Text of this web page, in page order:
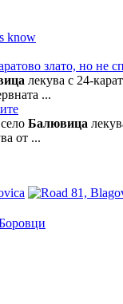
know
злато, но
лекува с 24-
...
Балювица
от ...